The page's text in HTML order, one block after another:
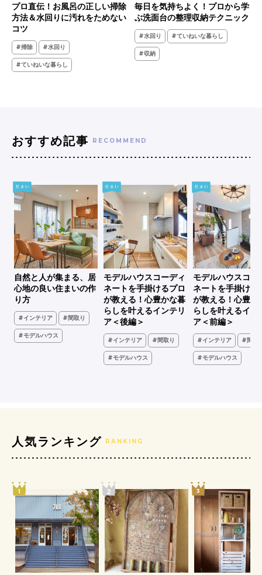
プロ直伝！お風呂の正しい掃除
方法＆水回りに汚れをためない
コツ
#掃除 #水回り
#ていねいな暮らし
毎日を気持ちよく！プロから学
ぶ洗面台の整理収納テクニック
#水回り #ていねいな暮らし
#収納
おすすめ記事 RECOMMEND
自然と人が集まる、居
心地の良い住まいの作
り方
#インテリア #間取り
#モデルハウス
モデルハウスコーディ
ネートを手掛けるプロ
が教える！心豊かな暮
らしを叶えるインテリ
ア＜後編＞
#インテリア #間取り
#モデルハウス
モデルハウスコー
ネートを手掛ける
が教える！心豊か
らしを叶えるイン
ア＜前編＞
#インテリア #間取
#モデルハウス
人気ランキング RANKING